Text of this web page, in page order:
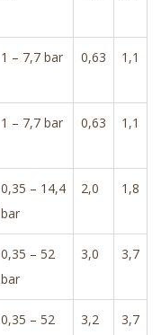
1 – 7,7 bar 0,63 1,1
1 – 7,7 bar 0,63 1,1
0,35 – 14,4
bar
2,0 1,8
0,35 – 52
bar
3,0 3,7
0,35 – 52
3,2 3,7